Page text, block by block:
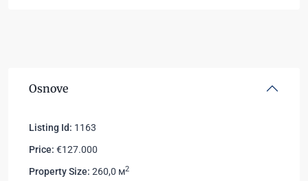
Osnove
Listing Id: 1163
Price: €127.000
Property Size: 260,0 м2